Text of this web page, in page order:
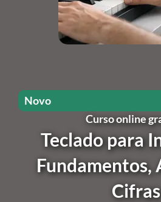
Curso online
Teclado para
Fundamentos,
Cifras
Novo